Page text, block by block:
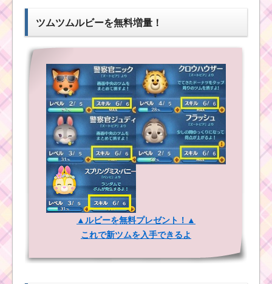
ツムツム1月イベント！
ディズニースターシア
内容と攻略
ツムツム2016年
10月のリーク情
報！新イベント
はハロウィ
ン？・新ツム・
ガチャは？
青色のツムで合計125
回フィーバーするミッ
ションを攻略するツム
ツムツムミッション
ビンゴ20枚目のミッシ
ョンを攻略した方法
黒色のツムでド
クロを3回攻撃し
ム
ツムツムコイン報酬
10倍キャンペーン！最
のチャンス【ジャング
ツムツムルビーを無料増量！
▲ルビーを無料プレゼント！▲
これで新ツムを入手できるよ